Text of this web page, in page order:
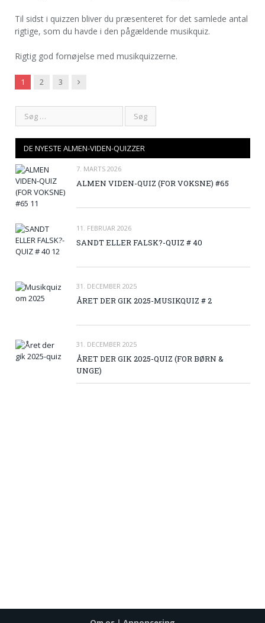
Til sidst i quizzen bliver du præsenteret for det samlede antal
rigtige, som du havde i den pågældende musikquiz.
Rigtig god fornøjelse med musikquizzerne.
1 2 3 Next
DE NYESTE ALMEN-VIDEN-QUIZZER
7. MARTS 2026
ALMEN VIDEN-QUIZ (FOR VOKSNE) #65
11. FEBRUAR 2026
SANDT ELLER FALSK?-QUIZ # 40
31. DECEMBER 2025
ÅRET DER GIK 2025-MUSIKQUIZ # 2
31. DECEMBER 2025
ÅRET DER GIK 2025-QUIZ (FOR BØRN &
UNGE)